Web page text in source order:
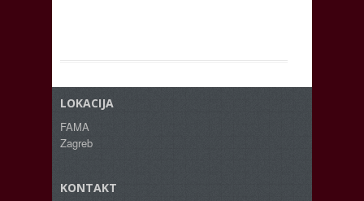
LOKACIJA
FAMA
Zagreb
KONTAKT